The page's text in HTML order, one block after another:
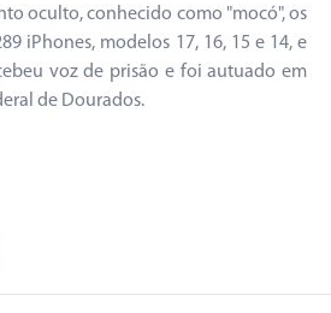
oculto, conhecido como "mocó", os
iPhones, modelos 17, 16, 15 e 14, e
voz de prisão e foi autuado em
de Dourados.